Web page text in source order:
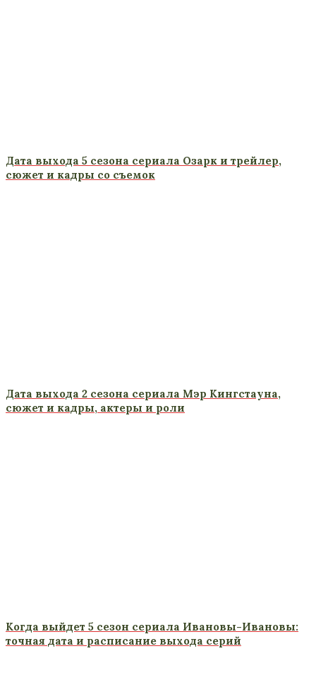
Дата выхода 5 сезона сериала Озарк и трейлер,
сюжет и кадры со съемок
Дата выхода 2 сезона сериала Мэр Кингстауна,
сюжет и кадры, актеры и роли
Когда выйдет 5 сезон сериала Ивановы-Ивановы:
точная дата и расписание выхода серий